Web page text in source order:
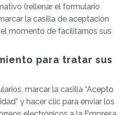
(rellenar el formulario
la casilla de aceptación
momento de facilitarnos sus
para tratar sus
marcar la casilla “Acepto
y hacer clic para enviar los